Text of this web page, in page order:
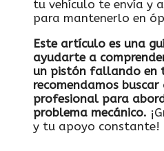
tu vehículo te envía y
para mantenerlo en
Este artículo es una
ayudarte a
un pistón fallando en
recomendamos
profesional para
problema mecánico.
y tu apoyo constante!